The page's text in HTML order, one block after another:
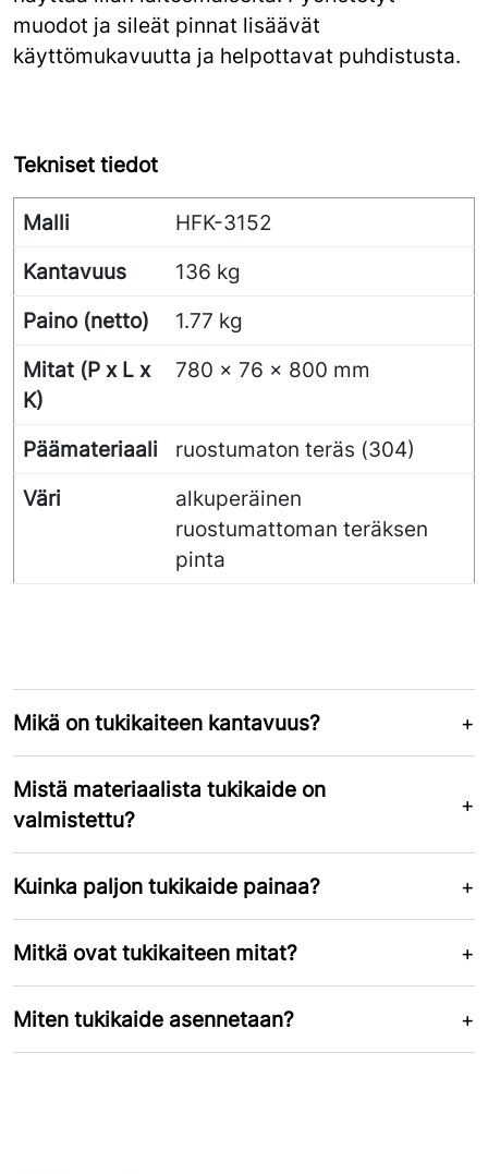
muodot ja sileät pinnat lisäävät
käyttömukavuutta ja helpottavat puhdistusta.
Tekniset tiedot
Malli
HFK-3152
Kantavuus
136 kg
Paino (netto)
1.77 kg
Mitat (P x L x
K)
780 x 76 x 800 mm
Päämateriaali
ruostumaton teräs (304)
Väri
alkuperäinen
ruostumattoman teräksen
pinta
Mikä on tukikaiteen kantavuus?
Mistä materiaalista tukikaide on
valmistettu?
Kuinka paljon tukikaide painaa?
Mitkä ovat tukikaiteen mitat?
Miten tukikaide asennetaan?